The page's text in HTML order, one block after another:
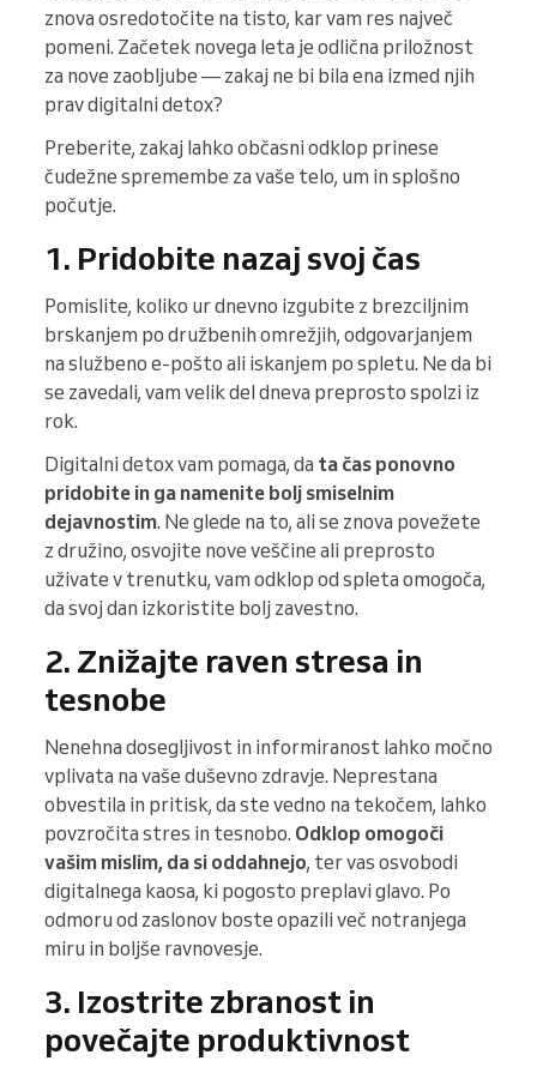
znova osredotočite na tisto, kar vam res največ
pomeni. Začetek novega leta je odlična priložnost
za nove zaobljube — zakaj ne bi bila ena izmed njih
prav digitalni detox?
Preberite, zakaj lahko občasni odklop prinese
čudežne spremembe za vaše telo, um in splošno
počutje.
1. Pridobite nazaj svoj čas
Pomislite, koliko ur dnevno izgubite z brezciljnim
brskanjem po družbenih omrežjih, odgovarjanjem
na službeno e-pošto ali iskanjem po spletu. Ne da bi
se zavedali, vam velik del dneva preprosto spolzi iz
rok.
Digitalni detox vam pomaga, da ta čas ponovno
pridobite in ga namenite bolj smiselnim
dejavnostim. Ne glede na to, ali se znova povežete
z družino, osvojite nove veščine ali preprosto
uživate v trenutku, vam odklop od spleta omogoča,
da svoj dan izkoristite bolj zavestno.
2. Znižajte raven stresa in
tesnobe
Nenehna dosegljivost in informiranost lahko močno
vplivata na vaše duševno zdravje. Neprestana
obvestila in pritisk, da ste vedno na tekočem, lahko
povzročita stres in tesnobo. Odklop omogoči
vašim mislim, da si oddahnejo, ter vas osvobodi
digitalnega kaosa, ki pogosto preplavi glavo. Po
odmoru od zaslonov boste opazili več notranjega
miru in boljše ravnovesje.
3. Izostrite zbranost in
povečajte produktivnost